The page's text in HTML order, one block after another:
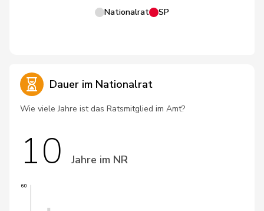
Nationalrat SP
Dauer im Nationalrat
Wie viele Jahre ist das Ratsmitglied im Amt?
10 Jahre im NR
60